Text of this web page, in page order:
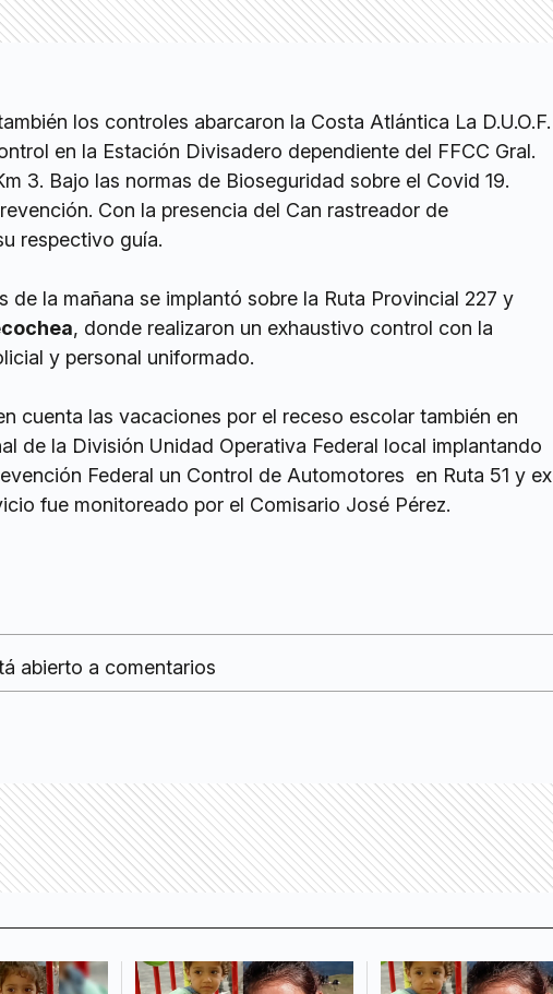
los controles abarcaron la Costa Atlántica La D.U.O.F.
en la Estación Divisadero dependiente del FFCC Gral.
3. Bajo las normas de Bioseguridad sobre el Covid 19.
Con la presencia del Can rastreador de
respectivo guía.
de la mañana se implantó sobre la Ruta Provincial 227 y
, donde realizaron un exhaustivo control con la
y personal uniformado.
cuenta las vacaciones por el receso escolar también en
de la División Unidad Operativa Federal local implantando
Federal un Control de Automotores en Ruta 51 y ex
fue monitoreado por el Comisario José Pérez.
abierto a comentarios